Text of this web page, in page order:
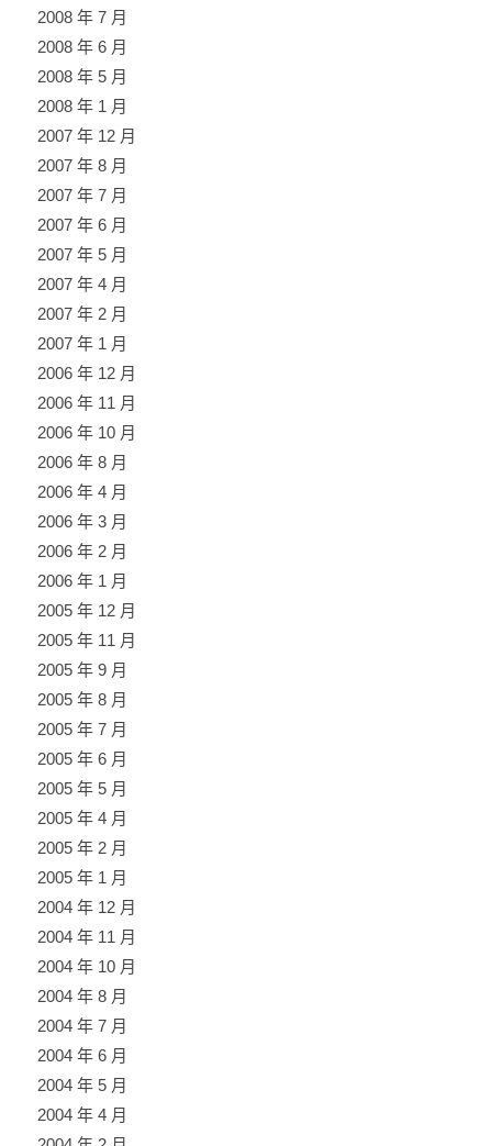
2008 年 7 月
2008 年 6 月
2008 年 5 月
2008 年 1 月
2007 年 12 月
2007 年 8 月
2007 年 7 月
2007 年 6 月
2007 年 5 月
2007 年 4 月
2007 年 2 月
2007 年 1 月
2006 年 12 月
2006 年 11 月
2006 年 10 月
2006 年 8 月
2006 年 4 月
2006 年 3 月
2006 年 2 月
2006 年 1 月
2005 年 12 月
2005 年 11 月
2005 年 9 月
2005 年 8 月
2005 年 7 月
2005 年 6 月
2005 年 5 月
2005 年 4 月
2005 年 2 月
2005 年 1 月
2004 年 12 月
2004 年 11 月
2004 年 10 月
2004 年 8 月
2004 年 7 月
2004 年 6 月
2004 年 5 月
2004 年 4 月